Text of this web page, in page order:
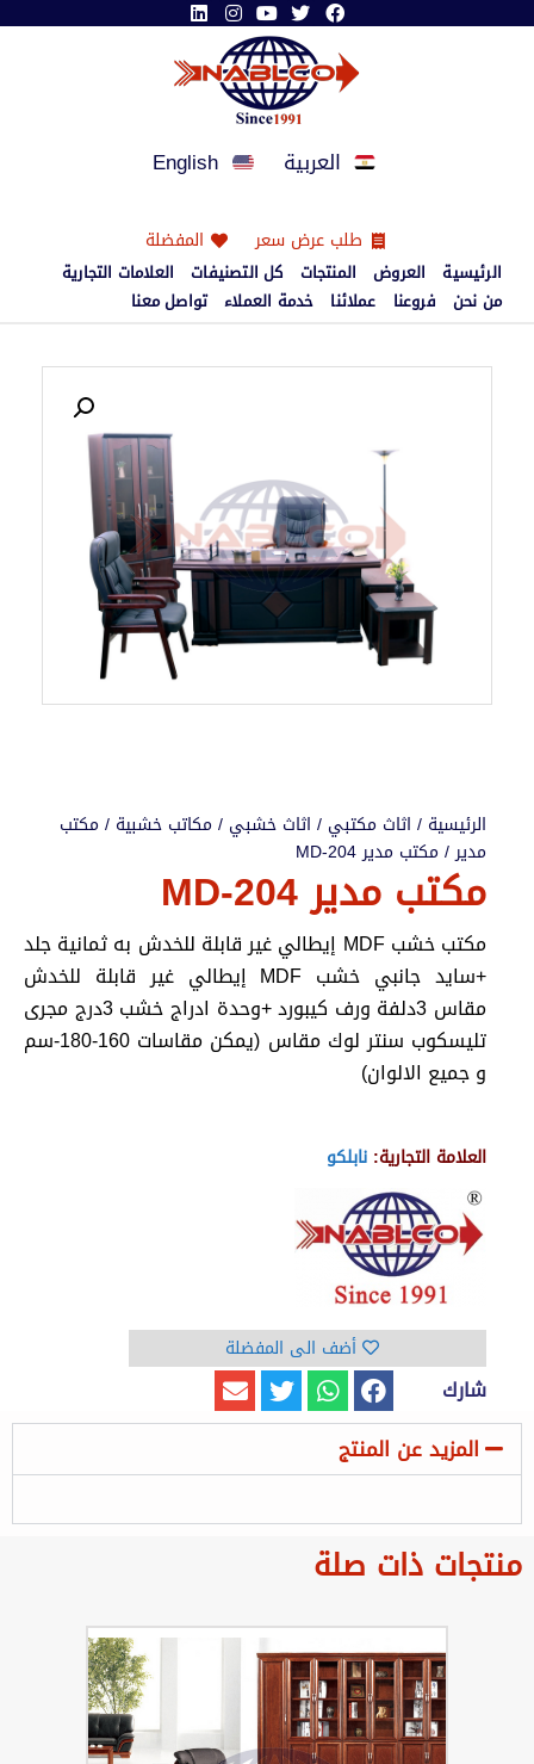
العربية English
طلب عرض سعر المفضلة
الرئيسية العروض المنتجات كل التصنيفات
العلامات التجارية
من نحن فروعنا عملائنا خدمة العملاء تواصل معنا
الرئيسية / اثاث مكتبي / اثاث خشبي /مكاتب خشبية /مكتب
مدير/ مكتب مدير MD-204
مكتب مدير MD-204
مكتب خشب MDF إيطالي غير قابلة للخدش به ثمانية جلد
+سايد جانبي خشب MDF إيطالي غير قابلة للخدش
مقاس 3دلفة ورف كيبورد +وحدة ادراج خشب 3درج مجرى
تليسكوب سنتر لوك مقاس (يمكن مقاسات 160-180-سم
و جميع الالوان)
العلامة التجارية: نابلكو
أضف الى المفضلة
شارك
المزيد عن المنتج
منتجات ذات صلة